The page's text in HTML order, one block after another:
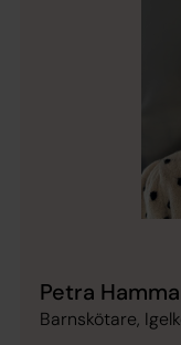
Petra
Barnskötare,